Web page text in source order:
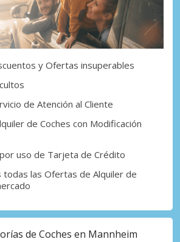
y Ofertas insuperables
de Atención al Cliente
de Coches con Modificación
uso de Tarjeta de Crédito
todas las Ofertas de Alquiler de
de Coches en Mannheim